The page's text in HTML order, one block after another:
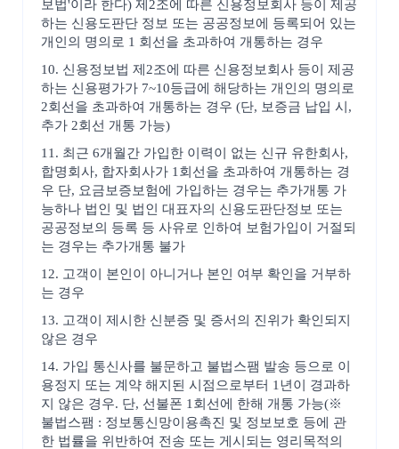
보법'이라 한다) 제2조에 따른 신용정보회사 등이 제공
하는 신용도판단 정보 또는 공공정보에 등록되어 있는
개인의 명의로 1 회선을 초과하여 개통하는 경우
10. 신용정보법 제2조에 따른 신용정보회사 등이 제공
하는 신용평가가 7~10등급에 해당하는 개인의 명의로
2회선을 초과하여 개통하는 경우 (단, 보증금 납입 시,
추가 2회선 개통 가능)
11. 최근 6개월간 가입한 이력이 없는 신규 유한회사,
합명회사, 합자회사가 1회선을 초과하여 개통하는 경
우 단, 요금보증보험에 가입하는 경우는 추가개통 가
능하나 법인 및 법인 대표자의 신용도판단정보 또는
공공정보의 등록 등 사유로 인하여 보험가입이 거절되
는 경우는 추가개통 불가
12. 고객이 본인이 아니거나 본인 여부 확인을 거부하
는 경우
13. 고객이 제시한 신분증 및 증서의 진위가 확인되지
않은 경우
14. 가입 통신사를 불문하고 불법스팸 발송 등으로 이
용정지 또는 계약 해지된 시점으로부터 1년이 경과하
지 않은 경우. 단, 선불폰 1회선에 한해 개통 가능(※
불법스팸 : 정보통신망이용촉진 및 정보보호 등에 관
한 법률을 위반하여 전송 또는 게시되는 영리목적의